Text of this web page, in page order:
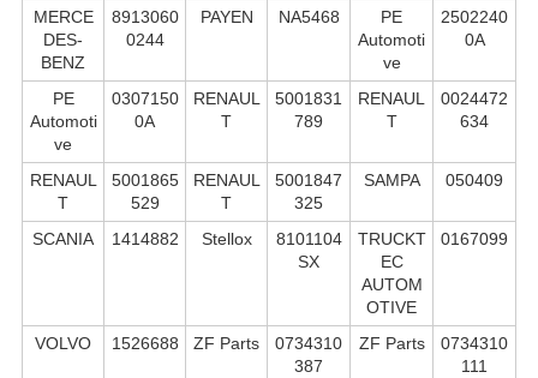
MERCE
DES-
BENZ
8913060
0244
PAYEN NA5468
PE
Automoti
ve
2502240
0A
PE
Automoti
ve
0307150
0A
RENAUL
T
5001831
789
RENAUL
T
0024472
634
RENAUL
T
5001865
529
RENAUL
T
5001847
325
SAMPA 050409
SCANIA 1414882 Stellox
8101104
SX
TRUCKT
EC
AUTOM
OTIVE
0167099
VOLVO 1526688 ZF Parts
0734310
387
ZF Parts
0734310
111